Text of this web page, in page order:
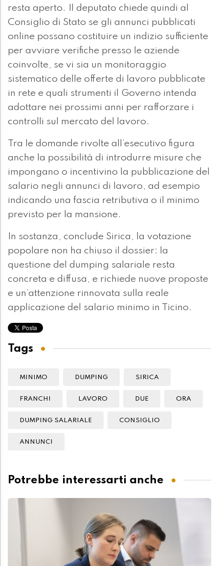
resta aperto. Il deputato chiede quindi al
Consiglio di Stato se gli annunci pubblicati
online possano costituire un indizio sufficiente
per avviare verifiche presso le aziende
coinvolte, se vi sia un monitoraggio
sistematico delle offerte di lavoro pubblicate
in rete e quali strumenti il Governo intenda
adottare nei prossimi anni per rafforzare i
controlli sul mercato del lavoro.
Tra le domande rivolte all’esecutivo figura
anche la possibilità di introdurre misure che
impongano o incentivino la pubblicazione del
salario negli annunci di lavoro, ad esempio
indicando una fascia retributiva o il minimo
previsto per la mansione.
In sostanza, conclude Sirica, la votazione
popolare non ha chiuso il dossier: la
questione del dumping salariale resta
concreta e diffusa, e richiede nuove proposte
e un’attenzione rinnovata sulla reale
applicazione del salario minimo in Ticino.
Tags
MINIMO DUMPING SIRICA
FRANCHI LAVORO DUE ORA
DUMPING SALARIALE CONSIGLIO
ANNUNCI
Potrebbe interessarti anche